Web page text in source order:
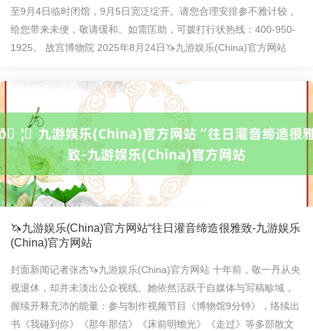
至9月4日临时闭馆，9月5日宽泛绽开。请您合理安排参不雅计较，
给您带来未便，敬请缓和。如需匡助，可拨打行状热线：400-950-
1925。 故宫博物院 2025年8月24日🦄九游娱乐(China)官方网站
🦄九游娱乐(China)官方网站“往日灌音缔造很雅致-九游娱乐
(China)官方网站
封面新闻记者张杰🦄九游娱乐(China)官方网站 十年前，敬一丹从央
视退休，却并未淡出公众视线。她依然活跃于自媒体与写稿畛域，
握续开释充沛的能量：参与制作视频节目《博物馆9分钟》，络续出
书《我碰到你》《那年那信》《床前明蟾光》《走过》等多部散文